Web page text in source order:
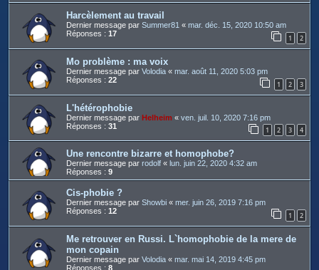
Harcèlement au travail
Dernier message par Summer81 « mar. déc. 15, 2020 10:50 am
Réponses : 17 1 2
Mo problème : ma voix
Dernier message par Volodia « mar. août 11, 2020 5:03 pm
Réponses : 22 1 2 3
L'hétérophobie
Dernier message par Helheim « ven. juil. 10, 2020 7:16 pm
Réponses : 31 1 2 3 4
Une rencontre bizarre et homophobe?
Dernier message par rodolf « lun. juin 22, 2020 4:32 am
Réponses : 9
Cis-phobie ?
Dernier message par Showbi « mer. juin 26, 2019 7:16 pm
Réponses : 12 1 2
Me retrouver en Russi. L`homophobie de la mere de
mon copain
Dernier message par Volodia « mar. mai 14, 2019 4:45 pm
Réponses : 8